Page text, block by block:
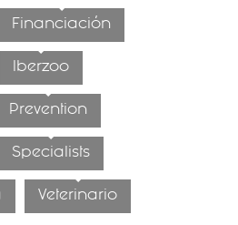
Financiación
Iberzoo
Prevention
Specialists
Veterinario